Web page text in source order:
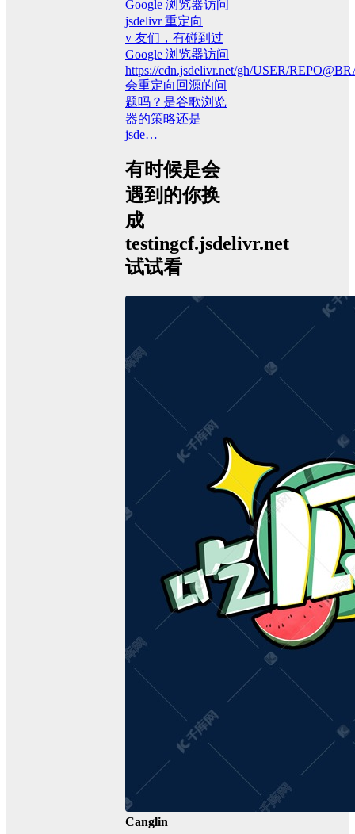
Google 浏览器访问
jsdelivr 重定向
v 友们，有碰到过
Google 浏览器访问
https://cdn.jsdelivr.net/gh/USER/
会重定向回源的问
题吗？是谷歌浏览
器的策略还是
jsde…
有时候是会
遇到的你换
成
testingcf.jsdelivr.net
试试看
Canglin